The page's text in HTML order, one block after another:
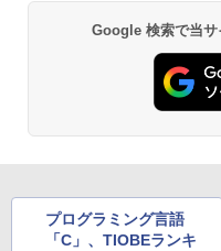
Google 検索で当サ
プログラミング言語
「C」、TIOBEランキ